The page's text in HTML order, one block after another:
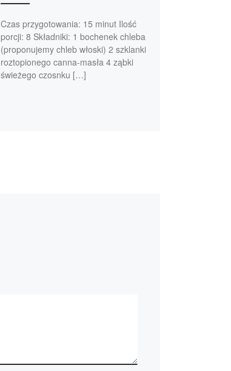
Czas przygotowania: 15 minut Ilość
porcji: 8 Składniki: 1 bochenek chleba
(proponujemy chleb włoski) 2 szklanki
roztopionego canna-masła 4 ząbki
świeżego czosnku […]